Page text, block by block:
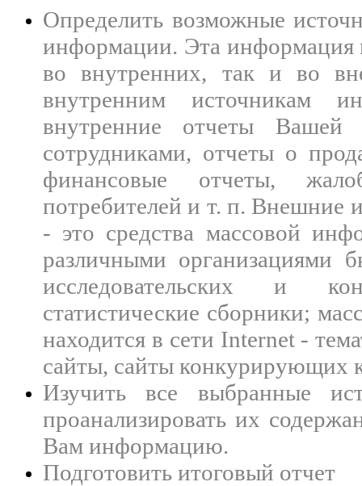
Определить возможные
информации. Эта информация
во внутренних, так и во
внутренним источникам
внутренние отчеты
сотрудниками, отчеты о
финансовые отчеты,
потребителей и т. п. Внешние
- это средства массовой
различными организациями
исследовательских и
статистические сборники;
находится в сети Internet -
сайты, сайты конкурирующих
Изучить все выбранные
проанализировать их
Вам информацию.
Подготовить итоговый отчет